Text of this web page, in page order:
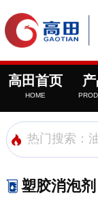
高田首页
HOME
塑胶消泡剂